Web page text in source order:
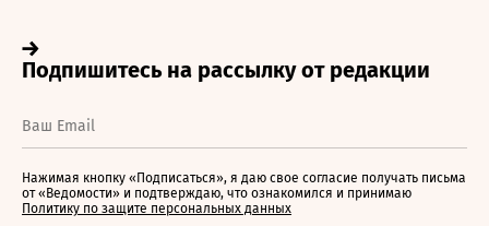
Нажимая кнопку «Подписаться», я даю свое согласие получать письма
от «Ведомости» и подтверждаю, что ознакомился и принимаю
Политику по защите персональных данных